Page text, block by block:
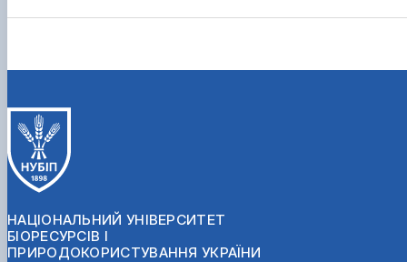
НАЦІОНАЛЬНИЙ УНІВЕРСИТЕТ
БІОРЕСУРСІВ І
ПРИРОДОКОРИСТУВАННЯ УКРАЇНИ